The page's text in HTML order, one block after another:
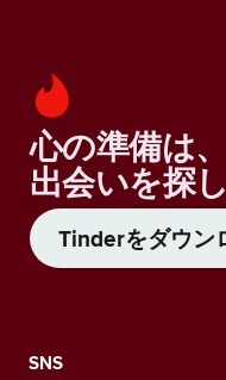
心の準備は
出会いを探
Tinderをダウン
SNS